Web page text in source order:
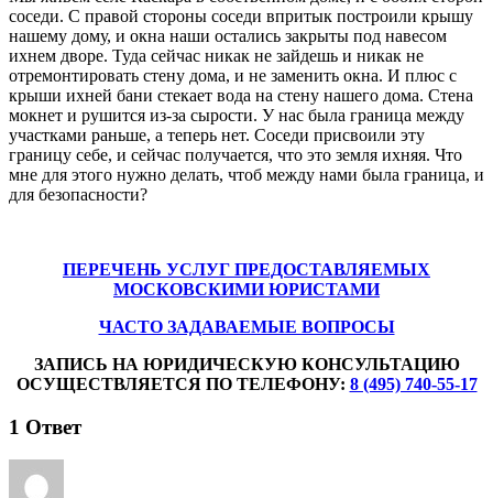
соседи. С правой стороны соседи впритык построили крышу
нашему дому, и окна наши остались закрыты под навесом
ихнем дворе. Туда сейчас никак не зайдешь и никак не
отремонтировать стену дома, и не заменить окна. И плюс с
крыши ихней бани стекает вода на стену нашего дома. Стена
мокнет и рушится из-за сырости. У нас была граница между
участками раньше, а теперь нет. Соседи присвоили эту
границу себе, и сейчас получается, что это земля ихняя. Что
мне для этого нужно делать, чтоб между нами была граница, и
для безопасности?
ПЕРЕЧЕНЬ УСЛУГ ПРЕДОСТАВЛЯЕМЫХ
МОСКОВСКИМИ ЮРИСТАМИ
ЧАСТО ЗАДАВАЕМЫЕ ВОПРОСЫ
ЗАПИСЬ НА ЮРИДИЧЕСКУЮ КОНСУЛЬТАЦИЮ
ОСУЩЕСТВЛЯЕТСЯ ПО ТЕЛЕФОНУ: 8 (495) 740-55-17
1 Ответ